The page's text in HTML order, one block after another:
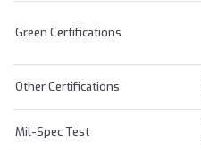
Green Certifications
Other Certifications
Mil-Spec Test